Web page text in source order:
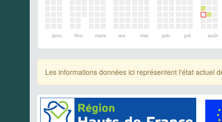
janv. févr. mars avr. mai juin juil. août
Les informations données ici représentent l'état actuel